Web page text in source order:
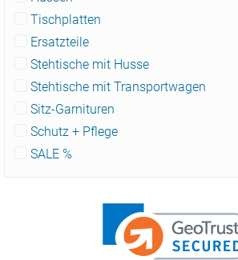
Tischplatten
Ersatzteile
Stehtische mit Husse
Stehtische mit Transportwagen
Sitz-Garnituren
Schutz + Pflege
SALE %